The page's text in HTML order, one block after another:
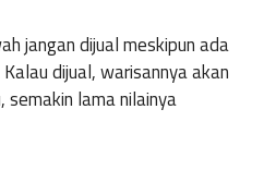
jangan dijual meskipun ada
Kalau dijual,warisannyaakan
,semakin lamanilainya